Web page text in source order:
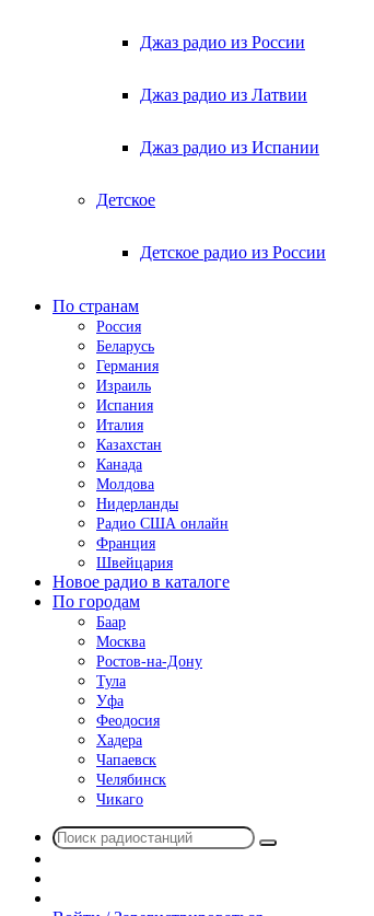
Джаз радио из России
Джаз радио из Латвии
Джаз радио из Испании
Детское
Детское радио из России
По странам
Россия
Беларусь
Германия
Израиль
Испания
Италия
Казахстан
Канада
Молдова
Нидерланды
Радио США онлайн
Франция
Швейцария
Новое радио в каталоге
По городам
Баар
Москва
Ростов-на-Дону
Тула
Уфа
Феодосия
Хадера
Чапаевск
Челябинск
Чикаго
Поиск